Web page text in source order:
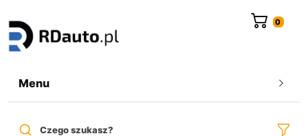
Menu
Czego szukasz?